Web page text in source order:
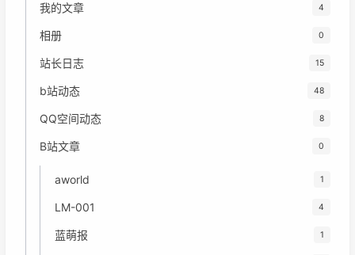
我的文章 4
相册 0
站长日志 15
b站动态 48
QQ空间动态 8
B站文章 0
aworld 1
LM-001 4
蓝萌报 1